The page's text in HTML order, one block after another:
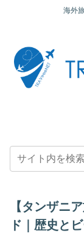
海外
【タンザニ
ド｜歴史と